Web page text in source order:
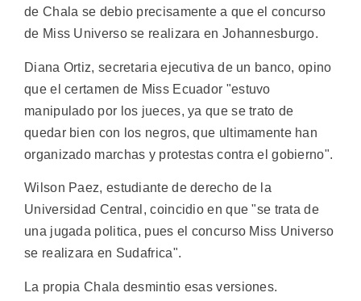
de Chala se debio precisamente a que el concurso
de Miss Universo se realizara en Johannesburgo.
Diana Ortiz, secretaria ejecutiva de un banco, opino
que el certamen de Miss Ecuador "estuvo
manipulado por los jueces, ya que se trato de
quedar bien con los negros, que ultimamente han
organizado marchas y protestas contra el gobierno".
Wilson Paez, estudiante de derecho de la
Universidad Central, coincidio en que "se trata de
una jugada politica, pues el concurso Miss Universo
se realizara en Sudafrica".
La propia Chala desmintio esas versiones.